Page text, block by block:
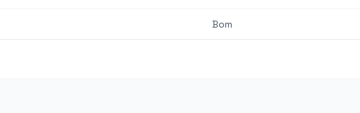
Bom